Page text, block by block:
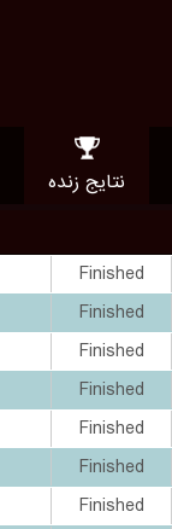
نتایج زنده
Finished
Finished
Finished
Finished
Finished
Finished
Finished